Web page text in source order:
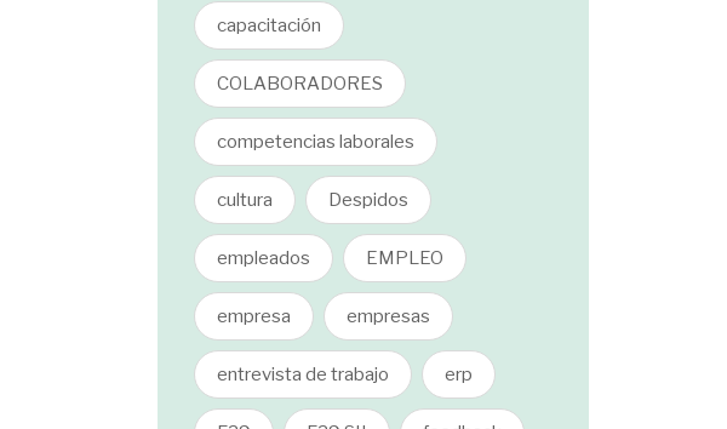
capacitación
COLABORADORES
competencias laborales
cultura Despidos
empleados EMPLEO
empresa empresas
entrevista de trabajo erp